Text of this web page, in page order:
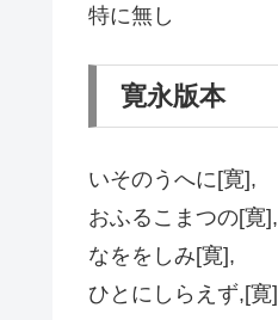
特に無し
寛永版本
いそのうへに[寛],
おふるこまつの[寛],
なををしみ[寛],
ひとにしらえず,[